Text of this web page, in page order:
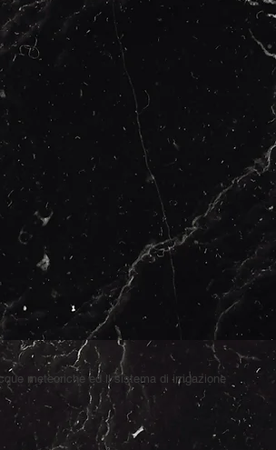
meteoriche ed il sistema di irrigazione